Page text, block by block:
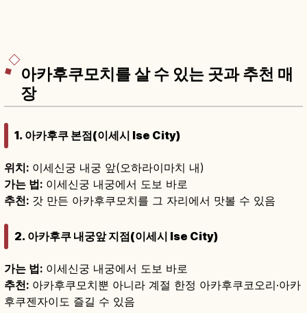
아카후쿠모치를 살 수 있는 곳과 추천 매
장
1. 아카후쿠 본점(이세시 Ise City)
위치: 이세신궁 내궁 앞(오하라이마치 내)
가는 법: 이세신궁 내궁에서 도보 바로
추천: 갓 만든 아카후쿠모치를 그 자리에서 맛볼 수 있음
2. 아카후쿠 내궁앞 지점(이세시 Ise City)
가는 법: 이세신궁 내궁에서 도보 바로
추천: 아카후쿠모치뿐 아니라 계절 한정 아카후쿠코오리·아카
후쿠젠자이도 즐길 수 있음